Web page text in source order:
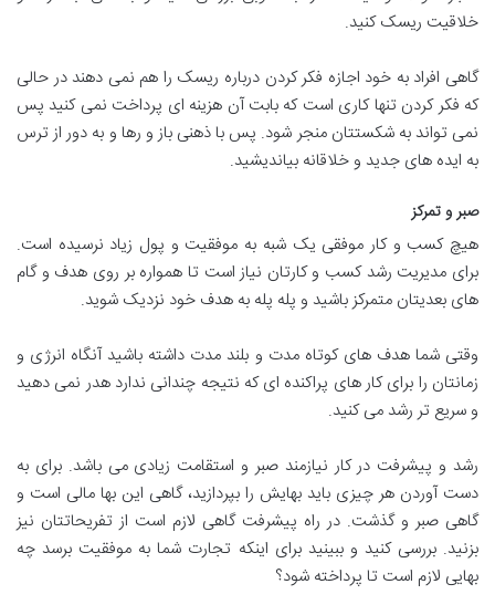
خلاقیت ریسک کنید.
گاهی افراد به خود اجازه فکر کردن درباره ریسک را هم نمی دهند در حالی
که فکر کردن تنها کاری است که بابت آن هزینه ای پرداخت نمی کنید پس
نمی تواند به شکستتان منجر شود. پس با ذهنی باز و رها و به دور از ترس
به ایده های جدید و خلاقانه بیاندیشید.
صبر و تمرکز
هیچ کسب و کار موفقی یک شبه به موفقیت و پول زیاد نرسیده است.
برای مدیریت رشد کسب و کارتان نیاز است تا همواره بر روی هدف و گام
های بعدیتان متمرکز باشید و پله پله به هدف خود نزدیک شوید.
وقتی شما هدف های کوتاه مدت و بلند مدت داشته باشید آنگاه انرژی و
زمانتان را برای کار های پراکنده ای که نتیجه چندانی ندارد هدر نمی دهید
و سریع تر رشد می کنید.
رشد و پیشرفت در کار نیازمند صبر و استقامت زیادی می باشد. برای به
دست آوردن هر چیزی باید بهایش را بپردازید، گاهی این بها مالی است و
گاهی صبر و گذشت. در راه پیشرفت گاهی لازم است از تفریحاتتان نیز
بزنید. بررسی کنید و ببینید برای اینکه تجارت شما به موفقیت برسد چه
بهایی لازم است تا پرداخته شود؟